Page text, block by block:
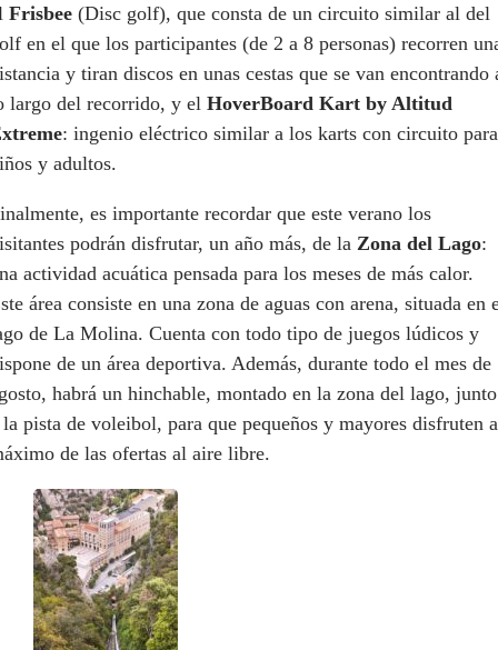
Frisbee (Disc golf), que consta de un circuito similar al del
en el que los participantes (de 2 a 8 personas) recorren
y tiran discos en unas cestas que se van encontrando
largo del recorrido, y el HoverBoard Kart by Altitud
: ingenio eléctrico similar a los karts con circuito para
y adultos.
es importante recordar que este verano los
podrán disfrutar, un año más, de la Zona del Lago:
actividad acuática pensada para los meses de más calor.
área consiste en una zona de aguas con arena, situada en
de La Molina. Cuenta con todo tipo de juegos lúdicos y
de un área deportiva. Además, durante todo el mes de
habrá un hinchable, montado en la zona del lago, junto
la pista de voleibol, para que pequeños y mayores disfruten
de las ofertas al aire libre.